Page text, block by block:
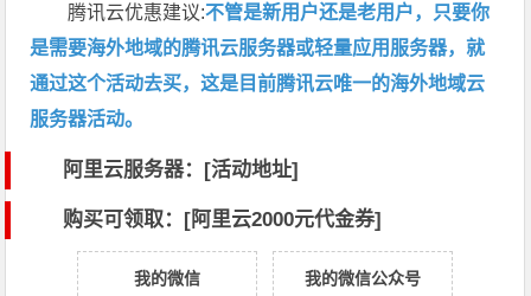
腾讯云优惠建议:不管是新用户还是老用户，只要你
是需要海外地域的腾讯云服务器或轻量应用服务器，就
通过这个活动去买，这是目前腾讯云唯一的海外地域云
服务器活动。
阿里云服务器：[活动地址]
购买可领取：[阿里云2000元代金券]
我的微信
我的微信公众号